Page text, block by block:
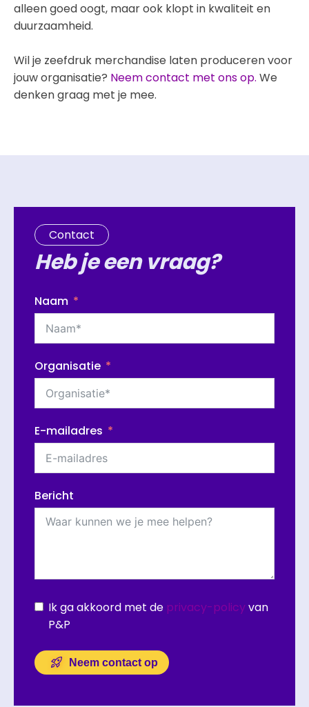
alleen goed oogt, maar ook klopt in kwaliteit en
duurzaamheid.
Wil je zeefdruk merchandise laten produceren voor
jouw organisatie? Neem contact met ons op. We
denken graag met je mee.
Contact
Heb je een vraag?
Naam
Organisatie
E-mailadres
Bericht
Ik ga akkoord met de privacy-policyvan
P&P
Neem contact op